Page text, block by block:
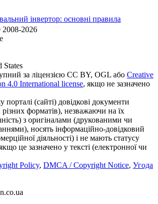
інвертор: основні правила
2026
States
за ліцензією CC BY, OGL або Creative
4.0 International license, якщо не зазначено
порталі (сайті) довідкові документи
форматів), незважаючи на їх
з оригіналами (друкованими чи
носять інформаційно-довідковий
діяльності) і не мають статусу
це зазначено у тексті (електронної чи
Policy, DMCA / Copyright Notice, Угода